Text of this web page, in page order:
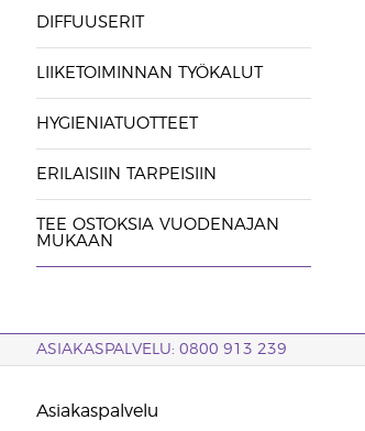
DIFFUUSERIT
LIIKETOIMINNAN TYÖKALUT
HYGIENIATUOTTEET
ERILAISIIN TARPEISIIN
TEE OSTOKSIA VUODENAJAN
MUKAAN
ASIAKASPALVELU: 0800 913 239
Asiakaspalvelu